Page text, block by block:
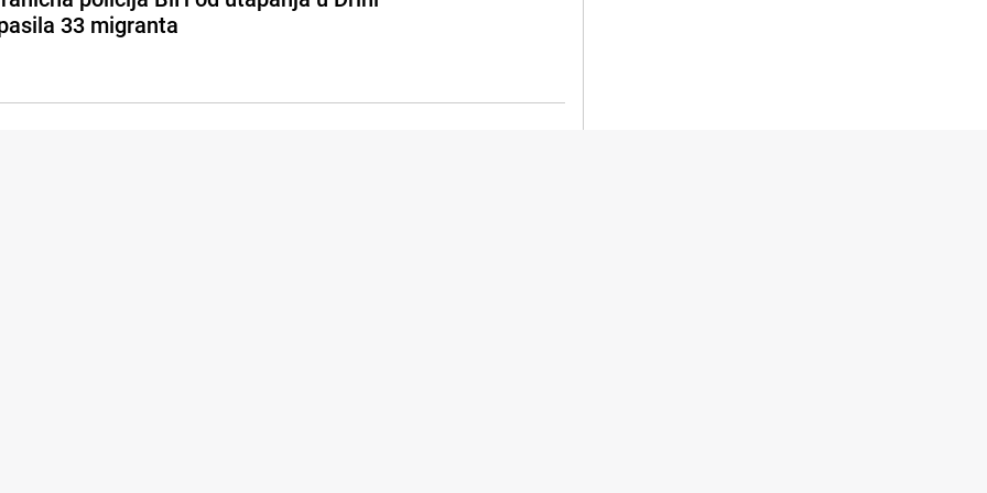
33 migranta